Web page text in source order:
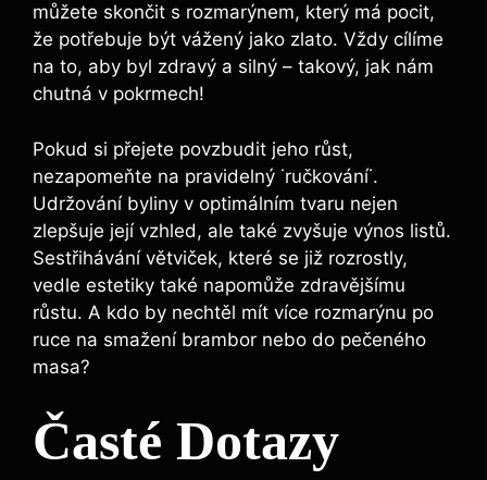
můžete skončit s rozmarýnem, který má pocit,
že potřebuje být vážený jako zlato. Vždy cílíme
na to, aby byl zdravý a ⁣silný ⁤– takový, jak nám
chutná v pokrmech!
Pokud si​ přejete povzbudit ​jeho ⁢růst,
nezapomeňte ​na pravidelný ​˙ručkování˙. ​
Udržování byliny ​v optimálním ⁤tvaru ‍nejen
zlepšuje její vzhled, ale také zvyšuje výnos listů.
Sestřihávání větviček, které se⁣ již rozrostly,
vedle estetiky⁣ také⁢ napomůže zdravějšímu⁤
růstu. A kdo by nechtěl mít více rozmarýnu‍ po
ruce na smažení brambor nebo do ‌pečeného
masa?
Časté Dotazy